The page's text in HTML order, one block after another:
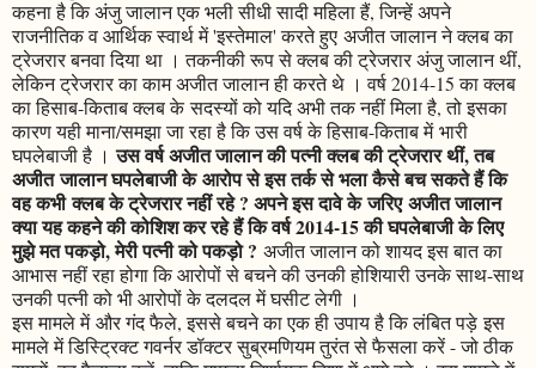
कहना है कि अंजु जालान एक भली सीधी सादी महिला हैं, जिन्हें अपने
राजनीतिक व आर्थिक स्वार्थ में 'इस्तेमाल' करते हुए अजीत जालान ने क्लब का
ट्रेजरार बनवा दिया था । तकनीकी रूप से क्लब की ट्रेजरार अंजु जालान थीं,
लेकिन ट्रेजरार का काम अजीत जालान ही करते थे । वर्ष 2014-15 का क्लब
का हिसाब-किताब क्लब के सदस्यों को यदि अभी तक नहीं मिला है, तो इसका
कारण यही माना/समझा जा रहा है कि उस वर्ष के हिसाब-किताब में भारी
घपलेबाजी है ।उस वर्ष अजीत जालान की पत्नी क्लब की ट्रेजरार थीं, तब
अजीत जालान घपलेबाजी के आरोप से इस तर्क से भला कैसे बच सकते हैं कि
वह कभी क्लब के ट्रेजरार नहीं रहे ? अपने इस दावे के जरिए अजीत जालान
क्या यह कहने की कोशिश कर रहे हैं कि वर्ष 2014-15 की घपलेबाजी के लिए
मुझे मत पकड़ो, मेरी पत्नी को पकड़ो ? अजीत जालान को शायद इस बात का
आभास नहीं रहा होगा कि आरोपों से बचने की उनकी होशियारी उनके साथ-साथ
उनकी पत्नी को भी आरोपों के दलदल में घसीट लेगी ।
इस मामले में और गंद फैले, इससे बचने का एक ही उपाय है कि लंबित पड़े इस
मामले में डिस्ट्रिक्ट गवर्नर डॉक्टर सुब्रमणियम तुरंत से फैसला करें - जो ठीक